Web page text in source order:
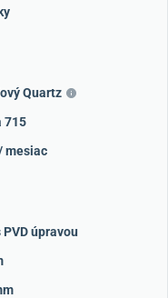
Quartz
715
mesiac
PVD úpravou